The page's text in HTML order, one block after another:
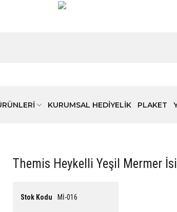
KURUMSAL HEDİYELİK PLAKET
Themis Heykelli Yeşil Mermer
Stok Kodu Mİ-016